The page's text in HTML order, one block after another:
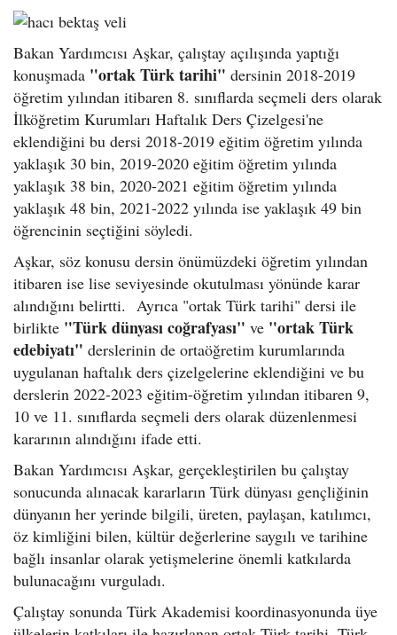
Bakan Yardımcısı Aşkar, çalıştay açılışında yaptığı
konuşmada "ortak Türk tarihi" dersinin 2018-2019
öğretim yılından itibaren 8. sınıflarda seçmeli ders olarak
İlköğretim Kurumları Haftalık Ders Çizelgesi'ne
eklendiğini bu dersi 2018-2019 eğitim öğretim yılında
yaklaşık 30 bin, 2019-2020 eğitim öğretim yılında
yaklaşık 38 bin, 2020-2021 eğitim öğretim yılında
yaklaşık 48 bin, 2021-2022 yılında ise yaklaşık 49 bin
öğrencinin seçtiğini söyledi.
Aşkar, söz konusu dersin önümüzdeki öğretim yılından
itibaren ise lise seviyesinde okutulması yönünde karar
alındığını belirtti. Ayrıca "ortak Türk tarihi" dersi ile
birlikte "Türk dünyası coğrafyası" ve "ortak Türk
edebiyatı" derslerinin de ortaöğretim kurumlarında
uygulanan haftalık ders çizelgelerine eklendiğini ve bu
derslerin 2022-2023 eğitim-öğretim yılından itibaren 9,
10 ve 11. sınıflarda seçmeli ders olarak düzenlenmesi
kararının alındığını ifade etti.
Bakan Yardımcısı Aşkar, gerçekleştirilen bu çalıştay
sonucunda alınacak kararların Türk dünyası gençliğinin
dünyanın her yerinde bilgili, üreten, paylaşan, katılımcı,
öz kimliğini bilen, kültür değerlerine saygılı ve tarihine
bağlı insanlar olarak yetişmelerine önemli katkılarda
bulunacağını vurguladı.
Çalıştay sonunda Türk Akademisi koordinasyonunda üye